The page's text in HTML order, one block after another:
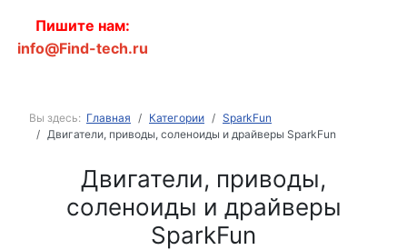
Пишите нам:
info@Find-tech.ru
Вы здесь: Главная Категории
SparkFun
Двигатели, приводы, соленоиды и драйверы SparkFun
Двигатели, приводы,
соленоиды и драйверы
SparkFun